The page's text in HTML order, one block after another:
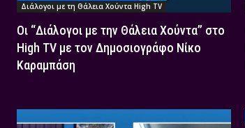
Διάλογοι με τη Θάλεια Χούντα High TV
Οι “Διάλογοι με την Θάλεια Χούντα” στο
High TV με τον Δημοσιογράφο Νίκο
Καραμπάση